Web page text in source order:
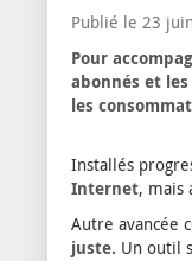
Publié le 23
Pour
abonnés et
les
Installés
Internet, mais
Autre avancée
juste. Un outil